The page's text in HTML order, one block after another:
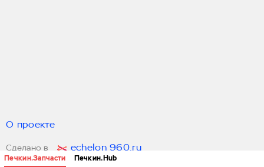
Печкин.Запчасти Печкин.Hub
О проекте
Сделано в echelon 960.ru